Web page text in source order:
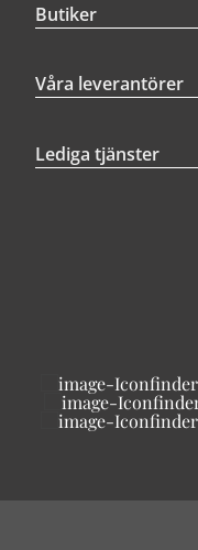
Butiker
Våra leverantörer
Lediga tjänster